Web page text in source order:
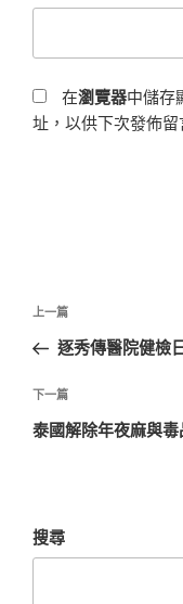
在瀏覽器中儲存
址，以供下次發佈留
文
導
覽
上
一
文
章
上一篇
逐秀傳醫院健檢
下
一
下一篇
泰國解除年夜麻與
搜尋